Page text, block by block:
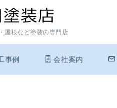
屋根など塗装の専門店
事例 会社案内